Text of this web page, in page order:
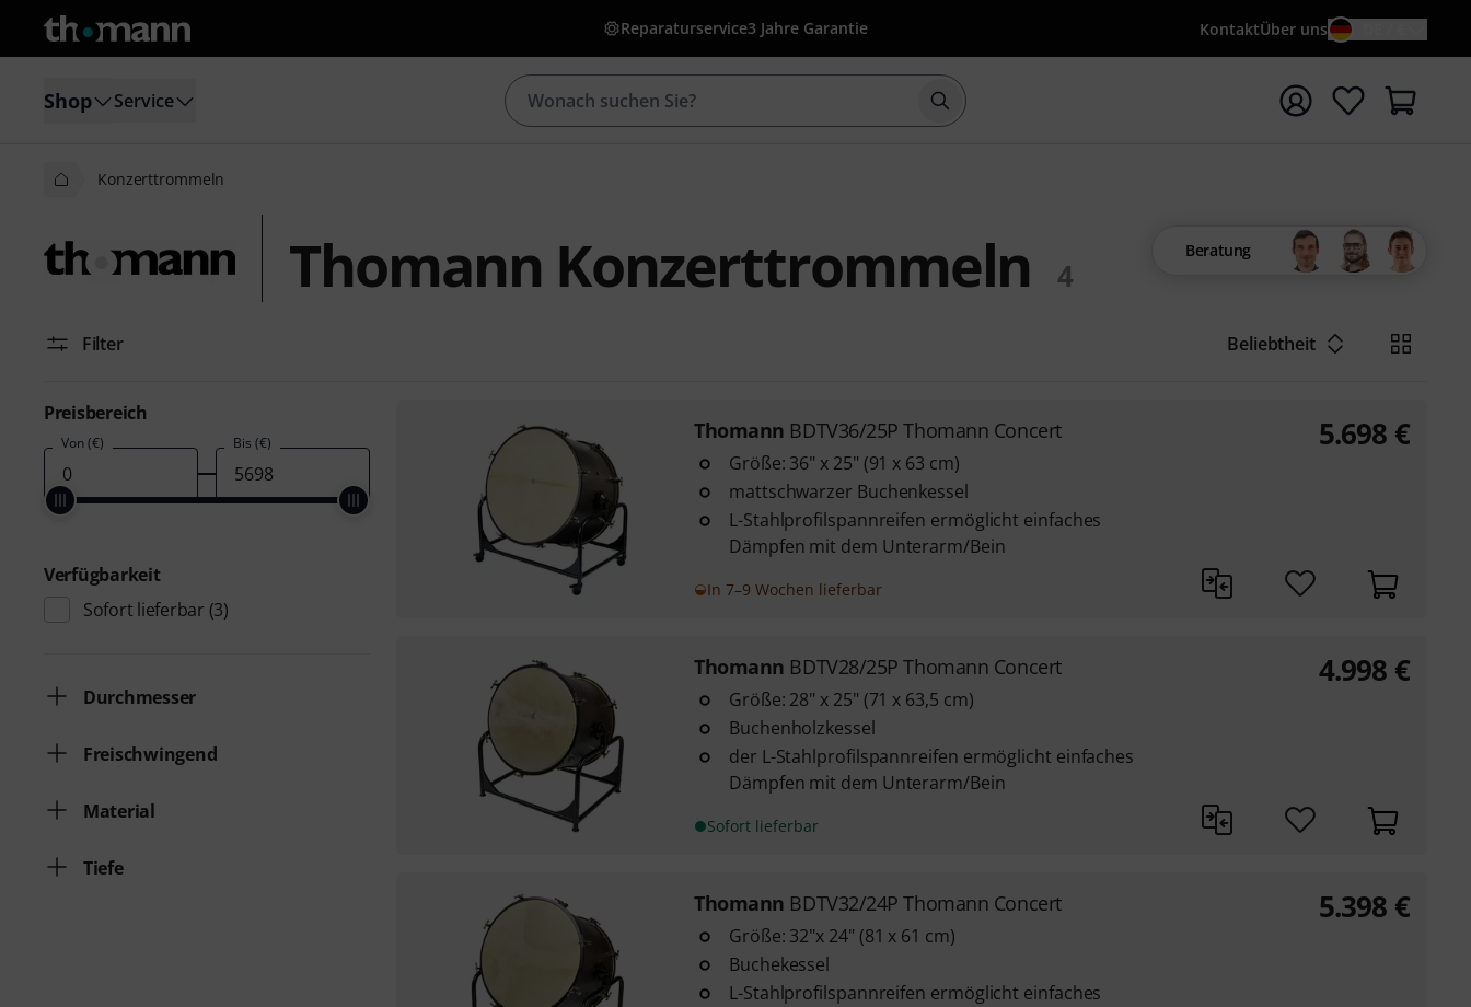
Reparaturservice3 Jahre Garantie KontaktÜber uns
Shop Service Suche mit Suchwort {searchTerm} starten
Konzerttrommeln
Thomann Konzerttrommeln 4
Beratung
Filter Beliebtheit
Preisbereich
Von (€) Bis (€)
Verfügbarkeit
Sofort lieferbar (3)
Durchmesser
Freischwingend
Material
Tiefe
Thomann BDTV36/25P Thomann Concert
Größe: 36" x 25" (91 x 63 cm)
mattschwarzer Buchenkessel
L-Stahlprofilspannreifen ermöglicht einfaches
Dämpfen mit dem Unterarm/Bein
In 7–9 Wochen lieferbar
5.698 €
Thomann BDTV28/25P Thomann Concert
Größe: 28" x 25" (71 x 63,5 cm)
Buchenholzkessel
der L-Stahlprofilspannreifen ermöglicht einfaches
Dämpfen mit dem Unterarm/Bein
Sofort lieferbar
4.998 €
Thomann BDTV32/24P Thomann Concert
Größe: 32"x 24" (81 x 61 cm)
Buchekessel
L-Stahlprofilspannreifen ermöglicht einfaches
5.398 €